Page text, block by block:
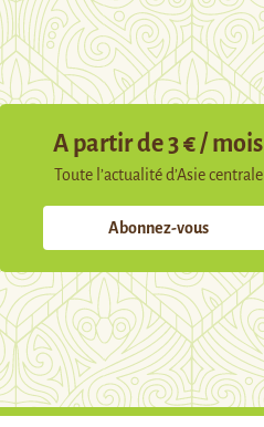
A partir de 3 € / mois
Toute l’actualité d’Asie centrale
Abonnez-vous